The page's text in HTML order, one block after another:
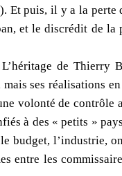
Et puis, il y a la
et le discrédit de la
de Thierry
ses réalisations en
volonté de contrôle
à des « petits »
l’industrie,
entre les